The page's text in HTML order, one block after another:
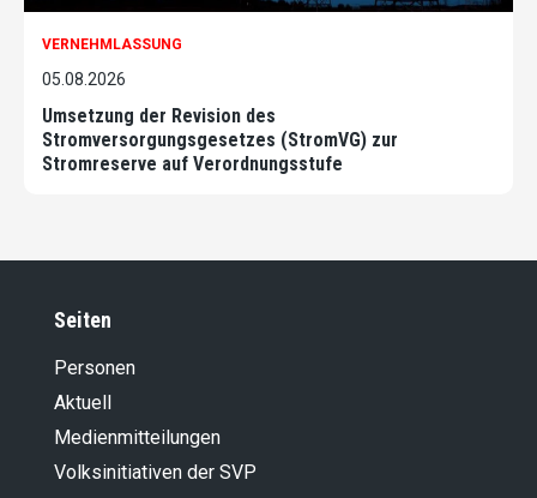
VERNEHMLASSUNG
05.08.2026
Umsetzung der Revision des
Stromversorgungsgesetzes (StromVG) zur
Stromreserve auf Verordnungsstufe
Seiten
Personen
Aktuell
Medienmitteilungen
Volksinitiativen der SVP